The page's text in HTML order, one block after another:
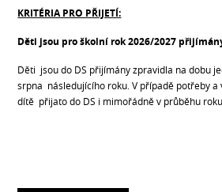
KRITÉRIA PRO PŘIJETÍ:
Děti jsou pro školní rok 2026/2027
Děti jsou do DS přijímány zpravidla na dobu
srpna následujícího roku. V případě potřeby a
dítě přijato do DS i mimořádně v průběhu